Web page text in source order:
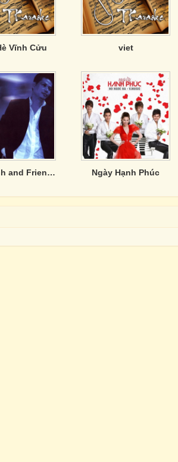
Vĩnh Cửu viet
Đức Thịnh and Friends - Blues 40 Ngày Hạnh Phúc